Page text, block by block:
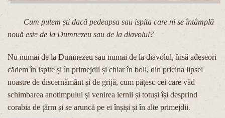
Cum putem ști dacă pedeapsa sau ispita care ni se întâmplă
nouă este de la Dumnezeu sau de la diavolul?
Nu numai de la Dumnezeu sau numai de la diavolul, însă adeseori
cădem în ispite și în primejdii și chiar în boli, din pricina lipsei
noastre de discernământ și de grijă, cum pățesc cei care văd
schimbarea anotimpului și venirea iernii și totuși își desprind
corabia de țărm și se aruncă pe ei înșiși și în alte primejdii.